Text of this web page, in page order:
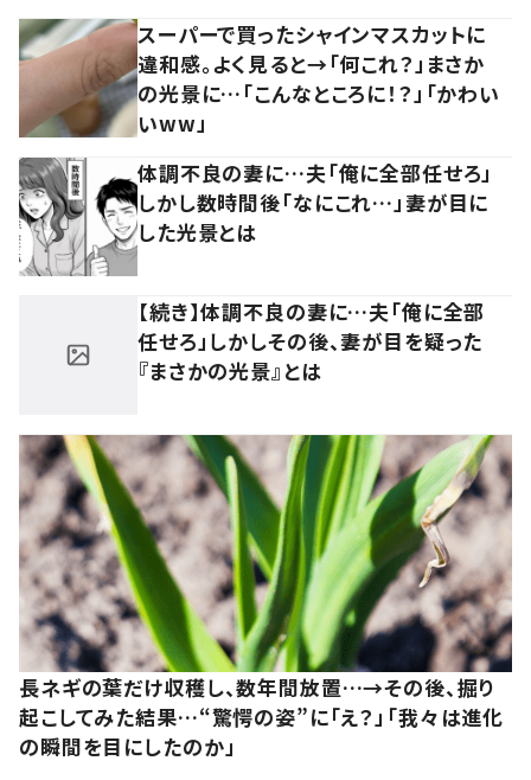
スーパーで買ったシャインマスカットに
違和感。よく見ると→「何これ？」まさか
の光景に…「こんなところに！？」「かわい
いww」
体調不良の妻に…夫「俺に全部任せろ」
しかし数時間後「なにこれ…」妻が目に
した光景とは
【続き】体調不良の妻に…夫「俺に全部
任せろ」しかしその後、妻が目を疑った
『まさかの光景』とは
長ネギの葉だけ収穫し、数年間放置…→その後、掘り
起こしてみた結果…“驚愕の姿”に「え？」「我々は進化
の瞬間を目にしたのか」